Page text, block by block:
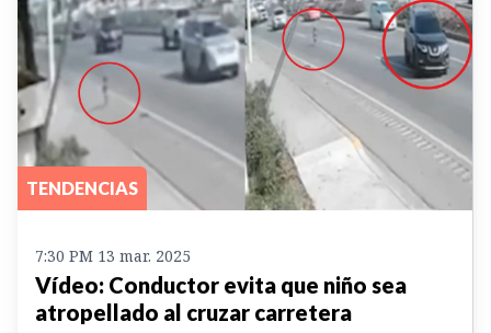
TENDENCIAS
7:30 PM 13 mar. 2025
Vídeo: Conductor evita que niño sea
atropellado al cruzar carretera